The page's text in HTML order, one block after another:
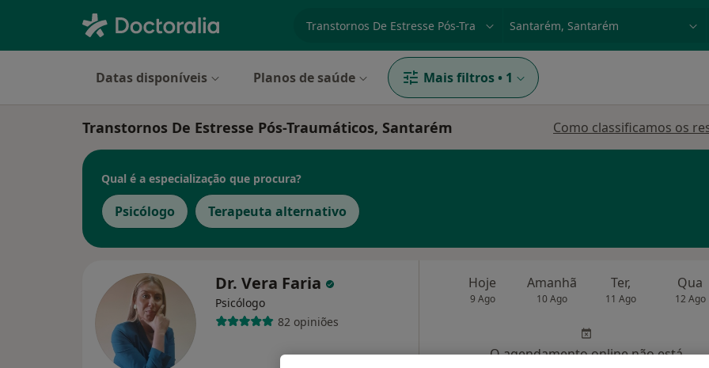
especialidade, doença ou nome p. ex. Lisboa
Datas disponíveis Planos de saúde Mais filtros • 1
Transtornos De Estresse Pós-Traumáticos, Santarém Como classificamos os
Qual é a especialização que procura?
Psicólogo Terapeuta alternativo
Dr. Vera Faria
Psicólogo
82 opiniões
Hoje
9 Ago
Amanhã
10 Ago
Ter,
11 Ago
Qua
12 Ago
O agendamento online não está